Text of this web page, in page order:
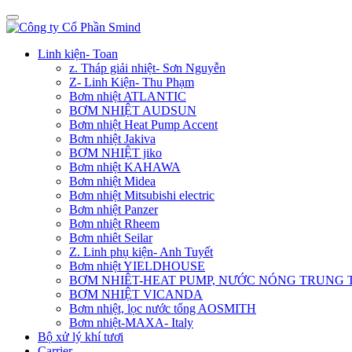
Linh kiện- Toan
z. Tháp giải nhiệt- Sơn Nguyễn
Z- Linh Kiện- Thu Phạm
Bơm nhiệt ATLANTIC
BƠM NHIỆT AUDSUN
Bơm nhiệt Heat Pump Accent
Bơm nhiệt Jakiva
BƠM NHIỆT jiko
Bơm nhiệt KAHAWA
Bơm nhiệt Midea
Bơm nhiệt Mitsubishi electric
Bơm nhiệt Panzer
Bơm nhiệt Rheem
Bơm nhiêt Seilar
Z. Linh phụ kiện- Anh Tuyết
Bơm nhiệt YIELDHOUSE
BƠM NHIÊT-HEAT PUMP, NƯỚC NÓNG TRUNG
BƠM NHIỆT VICANDA
Bơm nhiệt, lọc nước tổng AOSMITH
Bơm nhiệt-MAXA- Italy
Bộ xử lý khí tươi